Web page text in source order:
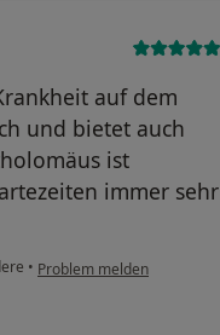
auf dem
und bietet auch
ist
immer sehr
• Problem melden